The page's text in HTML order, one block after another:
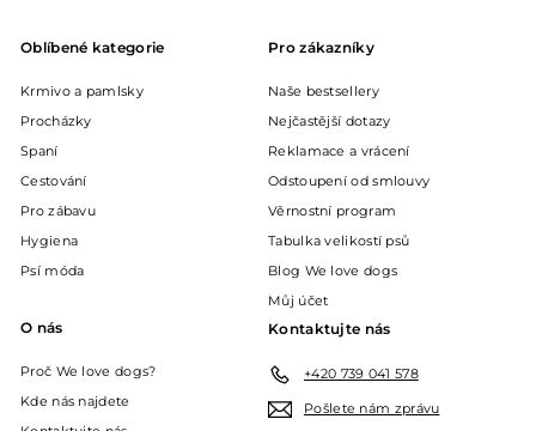
Oblíbené kategorie
Krmivo a pamlsky
Procházky
Spaní
Cestování
Pro zábavu
Hygiena
Psí móda
Pro zákazníky
Naše bestsellery
Nejčastější dotazy
Reklamace a vrácení
Odstoupení od smlouvy
Věrnostní program
Tabulka velikostí psů
Blog We love dogs
Můj účet
O nás
Proč We love dogs?
Kde nás najdete
Kontaktujte nás
+420 739 041 578
Pošlete nám zprávu